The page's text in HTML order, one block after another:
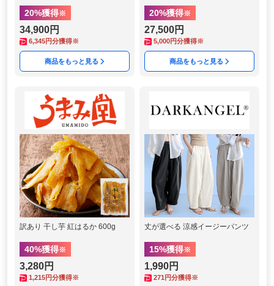
20%獲得※
34,900円
6,345円分獲得※
商品をもっと見る
20%獲得※
27,500円
5,000円分獲得※
商品をもっと見る
訳あり 干し芋 紅はるか 600g
40%獲得※
3,280円
1,215円分獲得※
丈が選べる 涼感イージーパンツ
15%獲得※
1,990円
271円分獲得※